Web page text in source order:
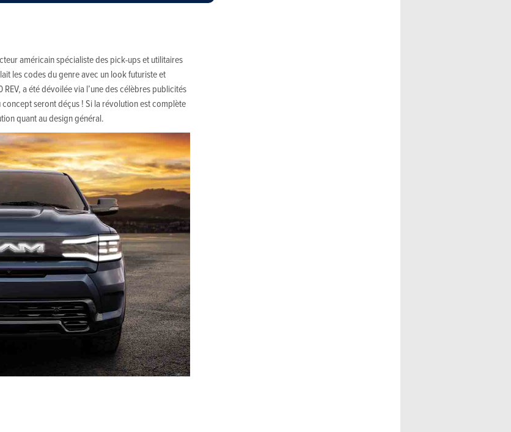
américain spécialiste des pick-ups et utilitaires
les codes du genre avec un look futuriste et
a été dévoilée via l’une des célèbres publicités
seront déçus ! Si la révolution est complète
quant au design général.